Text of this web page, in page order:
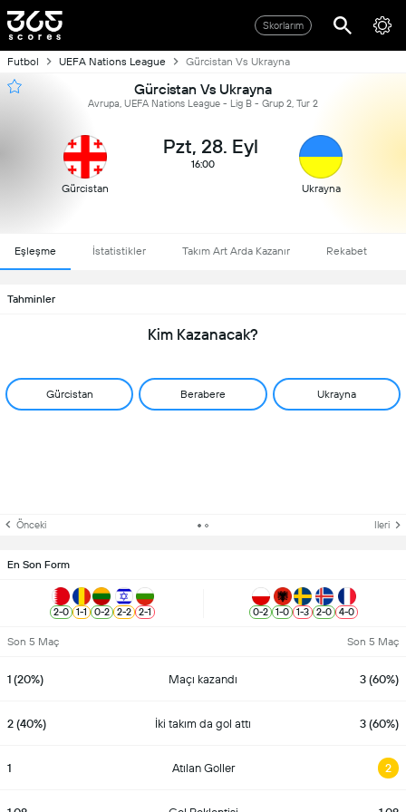
Skorlarım
Futbol UEFA Nations League Gürcistan Vs Ukrayna
Gürcistan Vs Ukrayna
Avrupa, UEFA Nations League - Lig B - Grup 2, Tur 2
Gürcistan
Pzt, 28. Eyl
16:00
Ukrayna
Eşleşme İstatistikler Takım Art Arda Kazanır Rekabet
Tahminler
Kim Kazanacak?
Gürcistan Berabere Ukrayna
Önceki Ileri
En Son Form
2-0 1-1 0-2 2-2 2-1 0-2 1-0 1-3 2-0 4-0
Son 5 Maç Son 5 Maç
1 (20%) Maçı kazandı 3 (60%)
2 (40%) İki takım da gol attı 3 (60%)
1 Atılan Goller 2